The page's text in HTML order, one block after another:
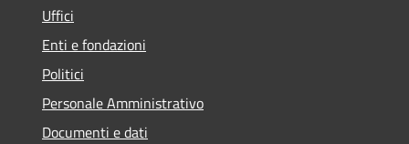
Uffici
Enti e fondazioni
Politici
Personale Amministrativo
Documenti e dati